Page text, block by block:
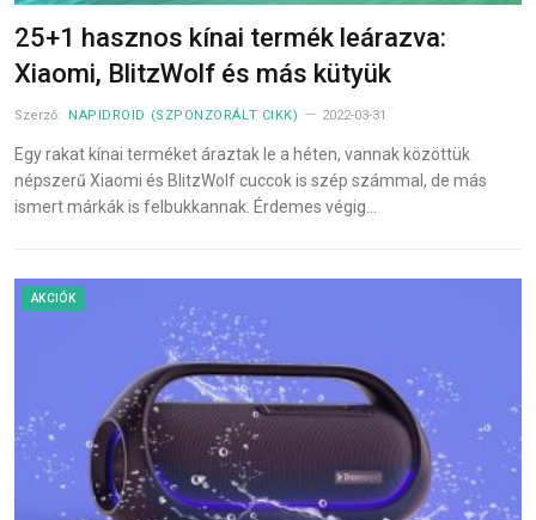
25+1 hasznos kínai termék leárazva:
Xiaomi, BlitzWolf és más kütyük
Szerző: NAPIDROID (SZPONZORÁLT CIKK) 2022-03-31
Egy rakat kínai terméket áraztak le a héten, vannak közöttük
népszerű Xiaomi és BlitzWolf cuccok is szép számmal, de más
ismert márkák is felbukkannak. Érdemes végig…
AKCIÓK